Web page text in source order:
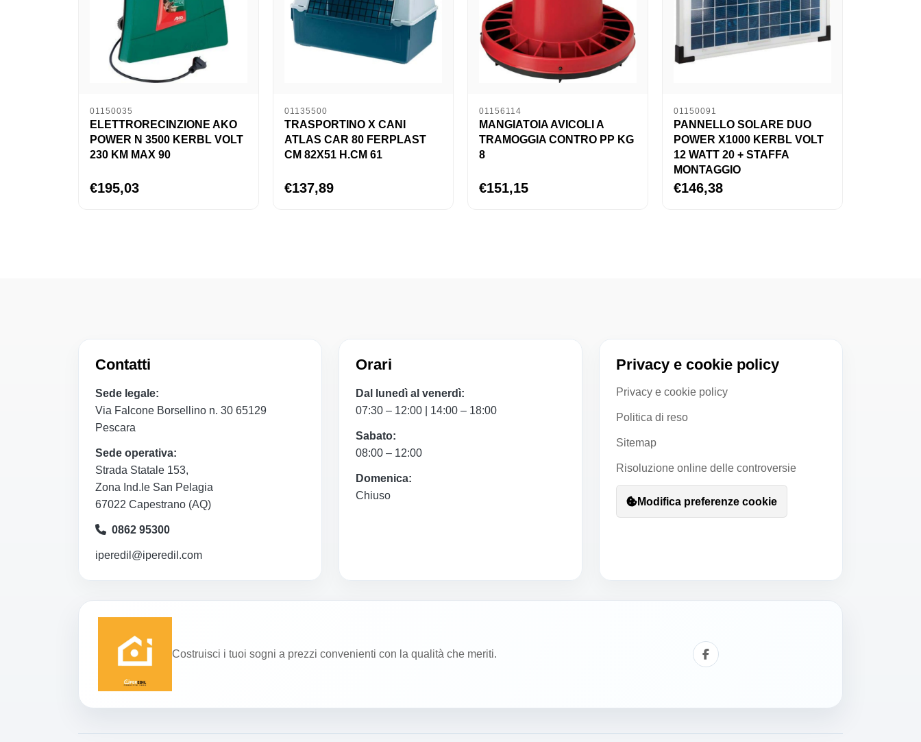
01150035
ELETTRORECINZIONE AKO
POWER N 3500 KERBL VOLT
230 KM MAX 90
€195,03
01135500
TRASPORTINO X CANI
ATLAS CAR 80 FERPLAST
CM 82X51 H.CM 61
€137,89
01156114
MANGIATOIA AVICOLI A
TRAMOGGIA CONTRO PP KG
8
€151,15
01150091
PANNELLO SOLARE DUO
POWER X1000 KERBL VOLT
12 WATT 20 + STAFFA
MONTAGGIO
€146,38
Contatti
Sede legale:
Via Falcone Borsellino n. 30 65129
Pescara
Sede operativa:
Strada Statale 153,
Zona Ind.le San Pelagia
67022 Capestrano (AQ)
0862 95300
iperedil@iperedil.com
Orari
Dal lunedì al venerdì:
07:30 – 12:00 | 14:00 – 18:00
Sabato:
08:00 – 12:00
Domenica:
Chiuso
Privacy e cookie policy
Privacy e cookie policy
Politica di reso
Sitemap
Risoluzione online delle controversie
Modifica preferenze cookie
Costruisci i tuoi sogni a prezzi convenienti con la qualità che meriti.